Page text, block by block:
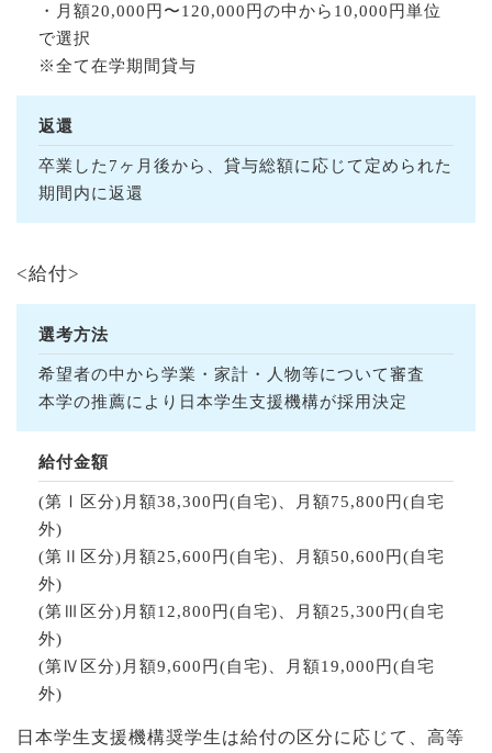
・月額20,000円〜120,000円の中から10,000円単位
で選択
※全て在学期間貸与
返還
卒業した7ヶ月後から、貸与総額に応じて定められた
期間内に返還
<給付>
選考方法
希望者の中から学業・家計・人物等について審査
本学の推薦により日本学生支援機構が採用決定
給付金額
(第Ⅰ区分)月額38,300円(自宅)、月額75,800円(自宅
外)
(第Ⅱ区分)月額25,600円(自宅)、月額50,600円(自宅
外)
(第Ⅲ区分)月額12,800円(自宅)、月額25,300円(自宅
外)
(第Ⅳ区分)月額9,600円(自宅)、月額19,000円(自宅
外)
日本学生支援機構奨学生は給付の区分に応じて、高等